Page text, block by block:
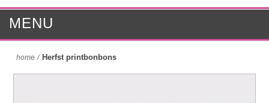
MENU
home / Herfst printbonbons